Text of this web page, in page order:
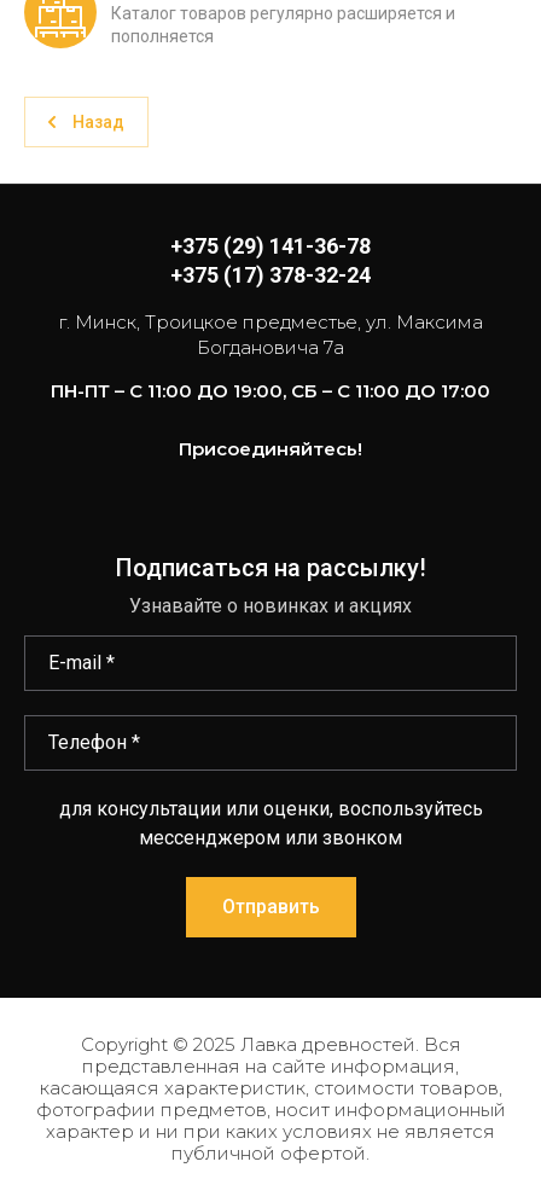
Каталог товаров регулярно расширяется и
пополняется
Назад
+375 (29) 141-36-78
+375 (17) 378-32-24
г. Минск, Троицкое предместье, ул. Максима
Богдановича 7а
ПН-ПТ – С 11:00 ДО 19:00, СБ – С 11:00 ДО 17:00
Подписаться на рассылку!
Узнавайте о новинках и акциях
для консультации или оценки, воспользуйтесь
мессенджером или звонком
Отправить
Присоединяйтесь!
Copyright © 2025 Лавка древностей. Вся
представленная на сайте информация,
касающаяся характеристик, стоимости товаров,
фотографии предметов, носит информационный
характер и ни при каких условиях не является
публичной офертой.